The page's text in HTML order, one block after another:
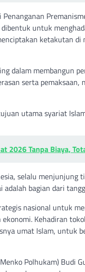
untuk
ketakutan di
dalam membangun
serta pemaksaan,
utama syariat
2026 Tanpa Biaya,
selalu menjunjung
bagian dari
nasional untuk
Kehadiran
umat Islam, untuk
Polhukam) Budi